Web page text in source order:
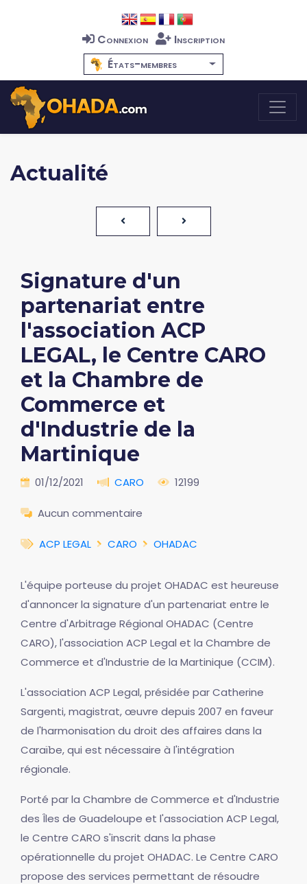
Connexion
Inscription
États-membres
Actualité
Signature d'un
partenariat entre
l'association ACP
LEGAL, le Centre CARO
et la Chambre de
Commerce et
d'Industrie de la
Martinique
01/12/2021 CARO 12199
Aucun commentaire
ACP LEGAL CARO OHADAC
L'équipe porteuse du projet OHADAC est heureuse
d'annoncer la signature d'un partenariat entre le
Centre d'Arbitrage Régional OHADAC (Centre
CARO), l'association ACP Legal et la Chambre de
Commerce et d'Industrie de la Martinique (CCIM).
L'association ACP Legal, présidée par Catherine
Sargenti, magistrat, œuvre depuis 2007 en faveur
de l'harmonisation du droit des affaires dans la
Caraïbe, qui est nécessaire à l'intégration
régionale.
Porté par la Chambre de Commerce et d'Industrie
des Îles de Guadeloupe et l'association ACP Legal,
le Centre CARO s'inscrit dans la phase
opérationnelle du projet OHADAC. Le Centre CARO
propose des services permettant de résoudre